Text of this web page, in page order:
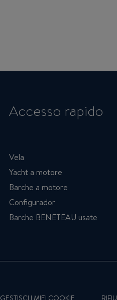
Accesso rapido
Vela
Yacht a motore
Barche a motore
Configurador
Barche BENETEAU usate
GESTISCI I MIEI COOKIE